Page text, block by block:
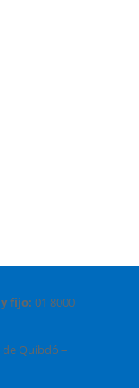
fijo: 01 8000
de Quibdó –